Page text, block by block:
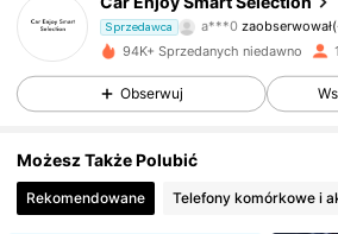
Sprzedawca a***0
S***a
przegląda
4,75
1.6K Obserwujący
94K+ Sprzedanych niedawno
Obserwuj
Możesz Także Polubić
Rekomendowane Telefony komórkowe i